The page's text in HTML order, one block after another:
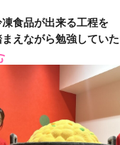
食品が出来る工程を
えながら勉強していた